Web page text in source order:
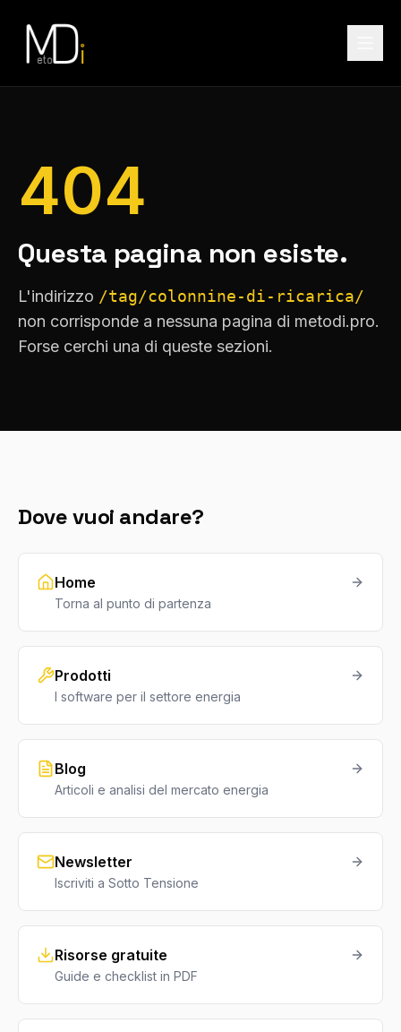
404
Questa pagina non esiste.
L'indirizzo /tag/colonnine-di-ricarica/
non corrisponde a nessuna pagina di metodi.pro.
Forse cerchi una di queste sezioni.
Dove vuoi andare?
Home
Torna al punto di partenza
Prodotti
I software per il settore energia
Blog
Articoli e analisi del mercato energia
Newsletter
Iscriviti a Sotto Tensione
Risorse gratuite
Guide e checklist in PDF